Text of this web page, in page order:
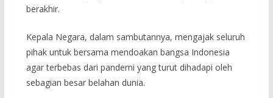
berakhir.
Kepala Negara, dalam sambutannya, mengajak seluruh
pihak untuk bersama mendoakan bangsa Indonesia
agar terbebas dari pandemi yang turut dihadapi oleh
sebagian besar belahan dunia.